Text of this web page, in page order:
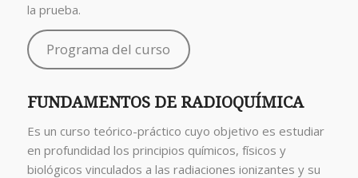
la prueba.
Programa del curso
FUNDAMENTOS DE RADIOQUÍMICA
Es un curso teórico-práctico cuyo objetivo es estudiar
en profundidad los principios químicos, físicos y
biológicos vinculados a las radiaciones ionizantes y su